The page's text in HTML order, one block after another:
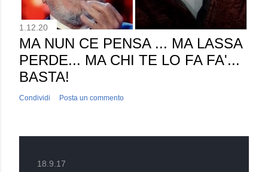
1.12.20
MA NUN CE PENSA ... MA LASSA
PERDE... MA CHI TE LO FA FA'...
BASTA!
Condividi Posta un commento
18.9.17